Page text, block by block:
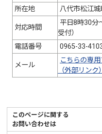
所在地 八代市松江
対応時間
平日8時30分
受付）
電話番号
0965-33-
メール
こちらの専
（外部リンク）
このページに関する
お問い合わせは